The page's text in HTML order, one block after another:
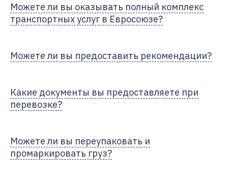
Можете ли вы оказывать полный комплекс
транспортных услуг в Евросоюзе?
Можете ли вы предоставить рекомендации?
Какие документы вы предоставляете при
перевозке?
Можете ли вы переупаковать и
промаркировать груз?